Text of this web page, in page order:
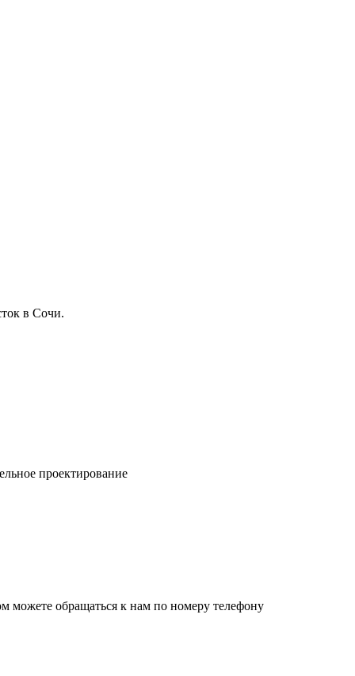
в Сочи.
проектирование
можете обращаться к нам по номеру телефону